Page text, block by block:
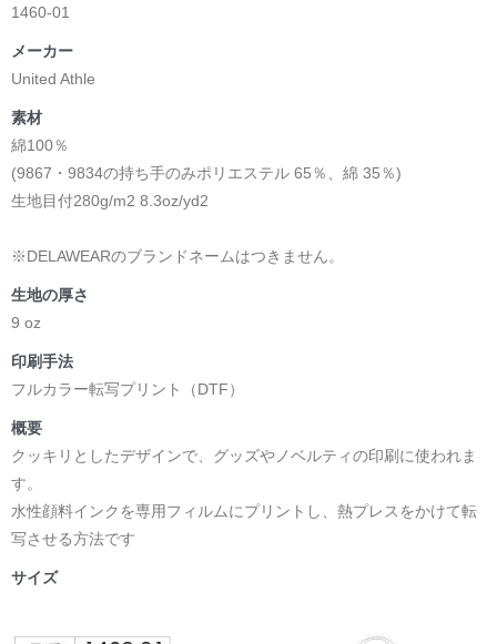
1460-01
メーカー
United Athle
素材
綿100％
(9867・9834の持ち手のみポリエステル 65％、綿 35％)
生地目付280g/m2 8.3oz/yd2
※DELAWEARのブランドネームはつきません。
生地の厚さ
9 oz
印刷手法
フルカラー転写プリント（DTF）
概要
クッキリとしたデザインで、グッズやノベルティの印刷に使われま
す。
水性顔料インクを専用フィルムにプリントし、熱プレスをかけて転
写させる方法です
サイズ